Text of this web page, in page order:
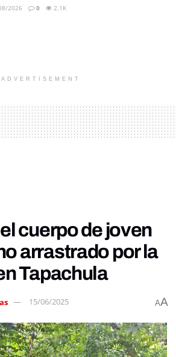
2026 0 2.1K
ADVERTISEMENT
cuerpo de joven
arrastrado por la
Tapachula
15/06/2025 AA